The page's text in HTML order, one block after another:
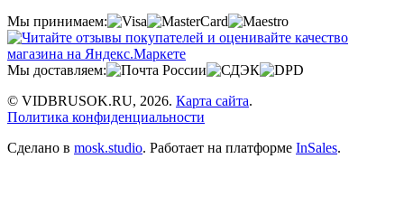
Мы принимаем:
Мы доставляем:
© VIDBRUSOK.RU, 2026. Карта сайта.
Политика конфиденциальности
Сделано в mosk.studio. Работает на платформе InSales.